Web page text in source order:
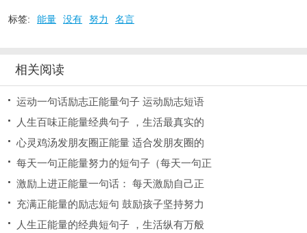
标签: 能量 没有 努力 名言
相关阅读
运动一句话励志正能量句子 运动励志短语
人生百味正能量经典句子 ，生活最真实的
心灵鸡汤发朋友圈正能量 适合发朋友圈的
每天一句正能量努力的短句子（每天一句正
激励上进正能量一句话： 每天激励自己正
充满正能量的励志短句 鼓励孩子坚持努力
人生正能量的经典短句子 ，生活纵有万般